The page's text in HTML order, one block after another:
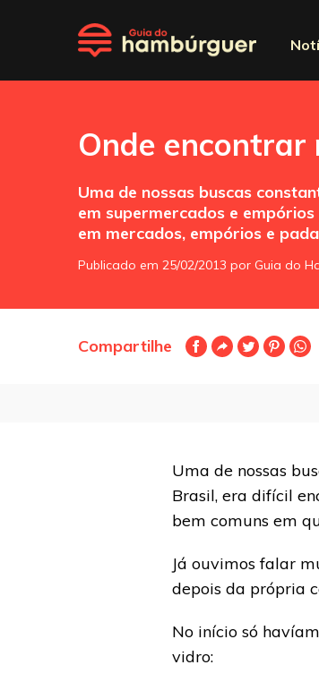
Onde encontrar
Uma de nossas buscas
em supermercados e
em mercados, empórios e
Publicado em 25/02/2013 por Guia do
Compartilhe
Uma de nossas
Brasil, era difícil
bem comuns em
Já ouvimos falar
depois da própria
No início só
vidro: